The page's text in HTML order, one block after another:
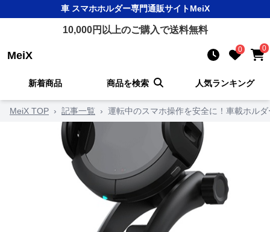
車 スマホホルダー専門通販サイトMeiX
10,000円以上のご購入で送料無料
MeiX 0 0
新着商品 商品を検索 人気ランキング
MeiX TOP › 記事一覧 › 運転中のスマホ操作を安全に！車載ホル